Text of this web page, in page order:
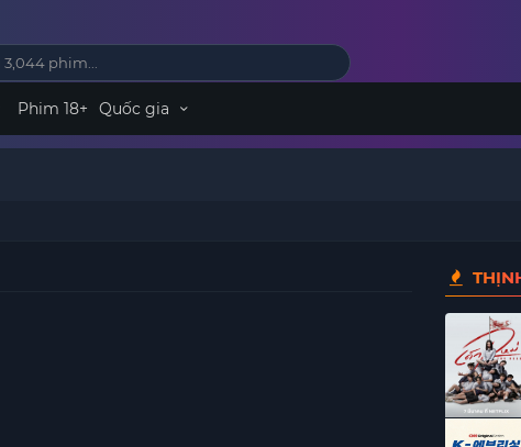
Phim 18+ Quốc gia